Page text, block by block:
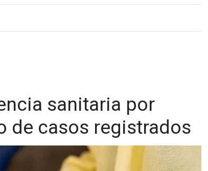
sanitaria por
de casos registrados